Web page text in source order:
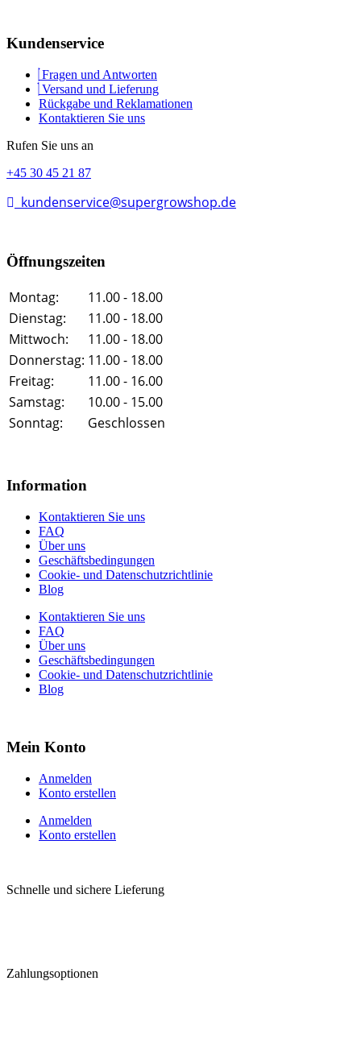
Kundenservice
Fragen und Antworten
Versand und Lieferung
Rückgabe und Reklamationen
Kontaktieren Sie uns
Rufen Sie uns an
+45 30 45 21 87
kundenservice@supergrowshop.de
Öffnungszeiten
Montag:
11.00 - 18.00
Dienstag:
11.00 - 18.00
Mittwoch:
11.00 - 18.00
Donnerstag: 11.00 - 18.00
Freitag:
11.00 - 16.00
Samstag:
10.00 - 15.00
Sonntag:
Geschlossen
Information
Kontaktieren Sie uns
FAQ
Über uns
Geschäftsbedingungen
Cookie- und Datenschutzrichtlinie
Blog
Kontaktieren Sie uns
FAQ
Über uns
Geschäftsbedingungen
Cookie- und Datenschutzrichtlinie
Blog
Mein Konto
Anmelden
Konto erstellen
Anmelden
Konto erstellen
Schnelle und sichere Lieferung
Zahlungsoptionen